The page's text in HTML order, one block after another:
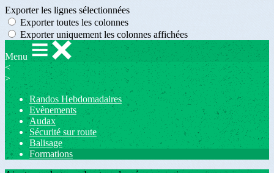
Exporter les lignes sélectionnées
Exporter toutes les colonnes
Exporter uniquement les colonnes affichées
Menu
<
>
Randos Hebdomadaires
Evènements
Audax
Sécurité sur route
Balisage
Formations